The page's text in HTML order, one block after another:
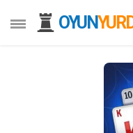
OYUN